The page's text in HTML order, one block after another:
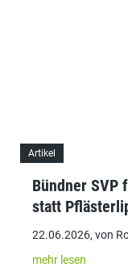
Artikel
Bündner SVP
statt
22.06.2026, von
mehr lesen